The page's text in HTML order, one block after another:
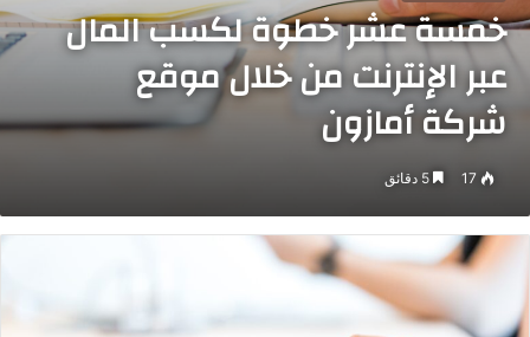
خمسة عشر خطوة لكسب المال
عبر الإنترنت من خلال موقع
شركة أمازون
17